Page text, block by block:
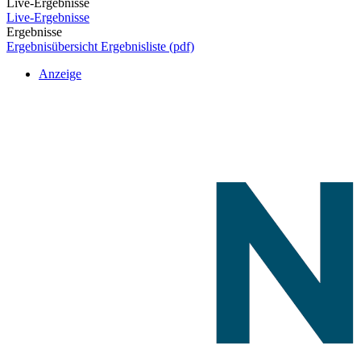
Live-Ergebnisse
Ergebnisse
Ergebnisübersicht Ergebnisliste (pdf)
Anzeige